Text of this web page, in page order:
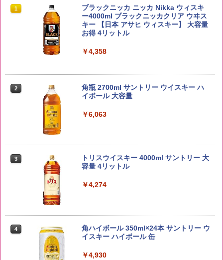
1 by Amazon 国産ブレンド米 精米 5kg
￥2,650
らめき 5kg 令和7年産
米 5kg
5kg 長野県産 令和7年産
1
ブラックニッカ ニッカ Nikka ウィスキ
ー4000ml ブラックニッカクリア ウヰス
キー 【日本 アサヒ ウィスキー】 大容量
お得 4リットル
￥4,358
2
角瓶 2700ml サントリー ウイスキー ハ
イボール 大容量
￥6,063
3
トリスウイスキー 4000ml サントリー 大
容量 4リットル
￥4,274
4
角ハイボール 350ml×24本 サントリー ウ
イスキー ハイボール 缶
￥4,930